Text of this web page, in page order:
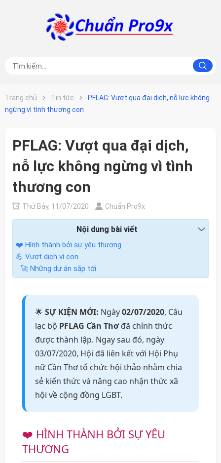
Trang chủ Tin tức
PFLAG: Vượt qua đại dịch, nỗ lực không
ngừng vì tình thương con
PFLAG: Vượt qua đại dịch,
nỗ lực không ngừng vì tình
thương con
Thứ Bảy, 11/07/2020 Chuẩn Pro9x
Nội dung bài viết
❤️ Hình thành bởi sự yêu thương
💪 Vượt dịch vì con
🚀 Những dự án sắp tới
🌟 SỰ KIỆN MỚI: Ngày02/07/2020, Câu
lạc bộ PFLAG Cần Thơđã chính thức
được thành lập. Ngay sau đó, ngày
03/07/2020, Hội đã liên kết với Hội Phụ
nữ Cần Thơ tổ chức hội thảo nhằm chia
sẻ kiến thức và nâng cao nhận thức xã
hội về cộng đồng LGBT.
❤️ HÌNH THÀNH BỞI SỰ YÊU
THƯƠNG